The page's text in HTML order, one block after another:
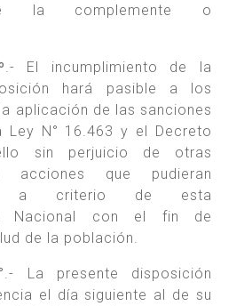
la complemente o
.- El incumplimiento de la
hará pasible a los
aplicación de las sanciones
Ley N° 16.463 y el Decreto
sin perjuicio de otras
acciones que pudieran
a criterio de esta
Nacional con el fin de
de la población.
.- La presente disposición
el día siguiente al de su